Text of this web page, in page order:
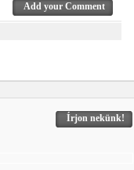
Add your Comment
Írjon nekünk!